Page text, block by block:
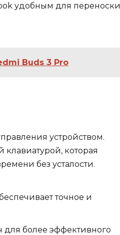
удобным для переноски
Buds 3 Pro
устройством.
которая
без усталости.
точное и
для более эффективного